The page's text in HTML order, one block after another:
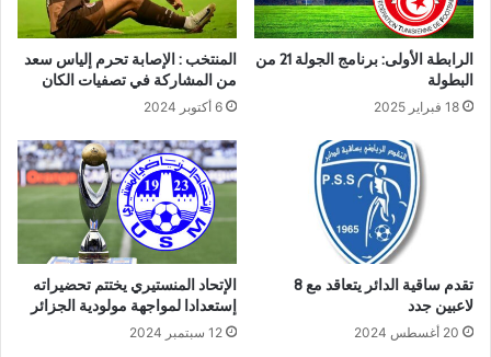
الرابطة الأولى: برنامج الجولة 21 من
البطولة
18 فبراير 2025
المنتخب : الإصابة تحرم إلياس سعد
من المشاركة في تصفيات الكان
6 أكتوبر 2024
تقدم ساقية الدائر يتعاقد مع 8
لاعبين جدد
20 أغسطس 2024
الإتحاد المنستيري يختتم تحضيراته
إستعدادا لمواجهة مولودية الجزائر
12 سبتمبر 2024